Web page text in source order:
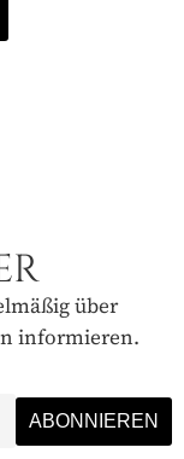
über
informieren.